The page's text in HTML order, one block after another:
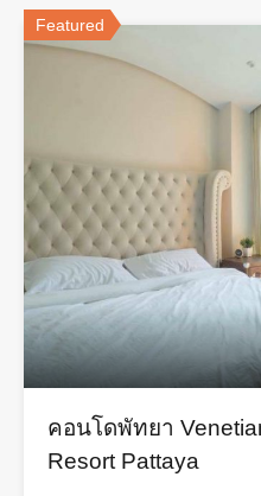
Featured
คอนโดพัทยา
Resort Pattaya